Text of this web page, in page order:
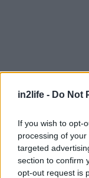
in2life - Do Not
If you wish to opt-
processing of
targeted
section to confirm
opt-out request is
Αναζήτηση